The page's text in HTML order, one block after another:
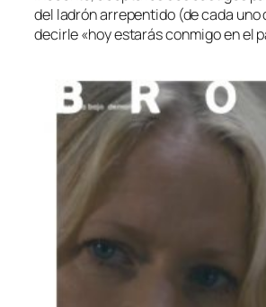
del ladrón arrepentido (de cada uno
decirle «hoy estarás conmigo en el